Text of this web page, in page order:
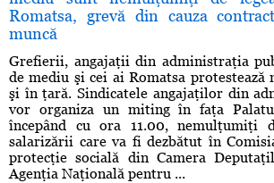
Romatsa, grevă din cauza
muncă
Grefierii, angajaţii din administraţia
de mediu şi cei ai Romatsa
şi în ţară. Sindicatele angajaţilor din
vor organiza un miting în faţa
începând cu ora 11.00, nemulţumiţi
salarizării care va fi dezbătut în
protecţie socială din Camera
Agenţia Naţională pentru ...